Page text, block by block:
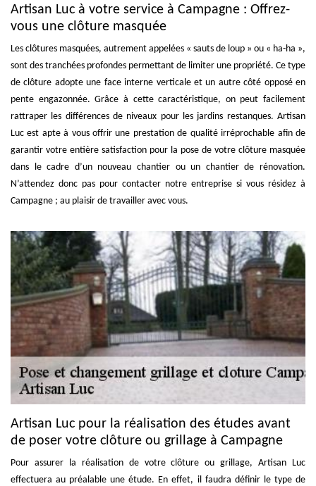
Artisan Luc à votre service à Campagne : Offrez-
vous une clôture masquée
Les clôtures masquées, autrement appelées « sauts de loup » ou « ha-ha »,
sont des tranchées profondes permettant de limiter une propriété. Ce type
de clôture adopte une face interne verticale et un autre côté opposé en
pente engazonnée. Grâce à cette caractéristique, on peut facilement
rattraper les différences de niveaux pour les jardins restanques. Artisan
Luc est apte à vous offrir une prestation de qualité irréprochable afin de
garantir votre entière satisfaction pour la pose de votre clôture masquée
dans le cadre d’un nouveau chantier ou un chantier de rénovation.
N’attendez donc pas pour contacter notre entreprise si vous résidez à
Campagne ; au plaisir de travailler avec vous.
Artisan Luc pour la réalisation des études avant
de poser votre clôture ou grillage à Campagne
Pour assurer la réalisation de votre clôture ou grillage, Artisan Luc
effectuera au préalable une étude. En effet, il faudra définir le type de